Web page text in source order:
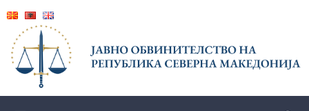
content